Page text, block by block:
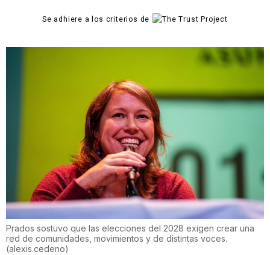
Se adhiere a los criterios de
Prados sostuvo que las elecciones del 2028 exigen crear una
red de comunidades, movimientos y de distintas voces.
(alexis.cedeno)